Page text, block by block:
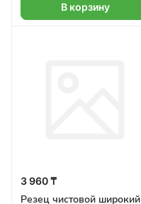
В корзину
3 960 ₸
Резец чистовой широкий